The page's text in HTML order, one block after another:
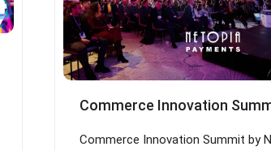
Commerce Innovation
Commerce Innovation Summit by